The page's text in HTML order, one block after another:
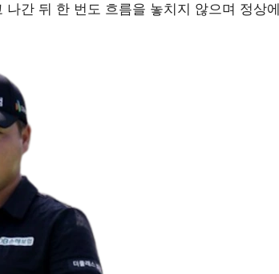
간 뒤 한 번도 흐름을 놓치지 않으며 정상에